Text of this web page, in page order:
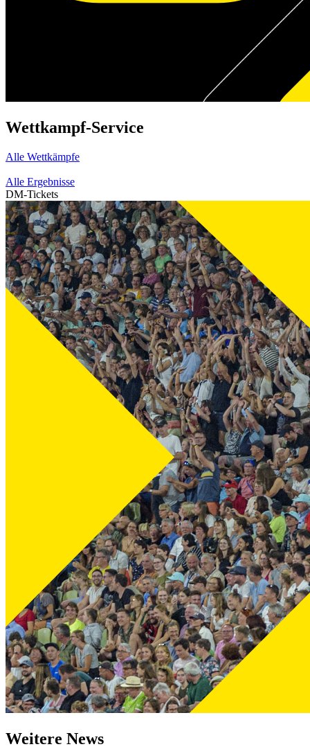
Wettkampf-Service
Alle Wettkämpfe
Alle Ergebnisse
DM-Tickets
Weitere News